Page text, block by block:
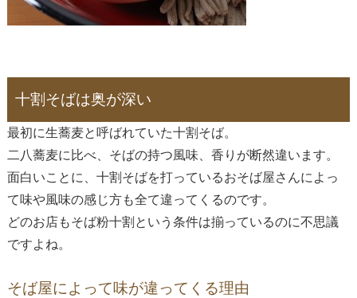
十割そばは奥が深い
最初に生蕎麦と呼ばれていた十割そば。
二八蕎麦に比べ、そばの持つ風味、香りが断然違います。
面白いことに、十割そばを打っているおそば屋さんによっ
て味や風味の感じ方も全て違ってくるのです。
どのお店もそば粉十割という条件は揃っているのに不思議
ですよね。
そば屋によって味が違ってくる理由